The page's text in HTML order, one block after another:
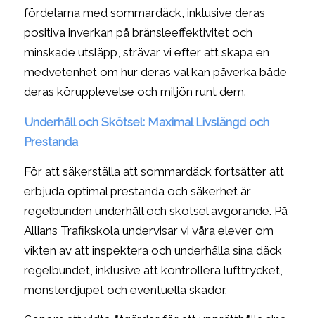
fördelarna med sommardäck, inklusive deras
positiva inverkan på bränsleeffektivitet och
minskade utsläpp, strävar vi efter att skapa en
medvetenhet om hur deras val kan påverka både
deras körupplevelse och miljön runt dem.
Underhåll och Skötsel: Maximal Livslängd och
Prestanda
För att säkerställa att sommardäck fortsätter att
erbjuda optimal prestanda och säkerhet är
regelbunden underhåll och skötsel avgörande. På
Allians Trafikskola undervisar vi våra elever om
vikten av att inspektera och underhålla sina däck
regelbundet, inklusive att kontrollera lufttrycket,
mönsterdjupet och eventuella skador.